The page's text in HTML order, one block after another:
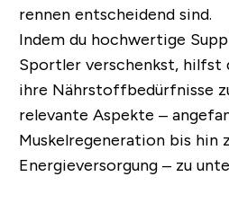
rennen entscheidend sind.
Indem du hochwertige
Sportler verschenkst, hilfst
ihre Nährstoffbedürfnisse
relevante Aspekte –
Muskelregeneration bis hin
Energieversorgung – zu